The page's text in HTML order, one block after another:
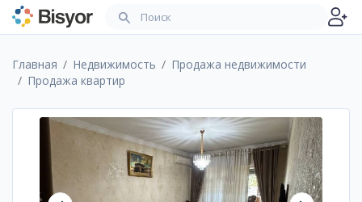
Главная Недвижимость
Продажа недвижимости
Продажа квартир